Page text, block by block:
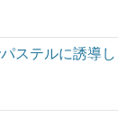
ステルに誘導し